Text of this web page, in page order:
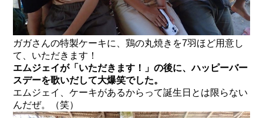
ガガさんの特製ケーキに、鶏の丸焼きを7羽ほど用意し
て、いただきます！
エムジェイが「いただきます！」の後に、ハッピーバー
スデーを歌いだして大爆笑でした。
エムジェイ、ケーキがあるからって誕生日とは限らない
んだぜ。（笑）